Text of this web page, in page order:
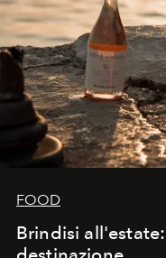
FOOD
Brindisi